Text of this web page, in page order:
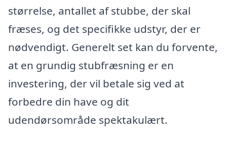
størrelse, antallet af stubbe, der skal
fræses, og det specifikke udstyr, der er
nødvendigt. Generelt set kan du forvente,
at en grundig stubfræsning er en
investering, der vil betale sig ved at
forbedre din have og dit
udendørsområde spektakulært.